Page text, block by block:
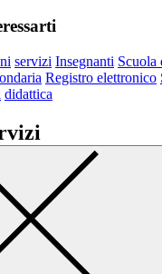
servizi Insegnanti Scuola
Registro elettronico
didattica